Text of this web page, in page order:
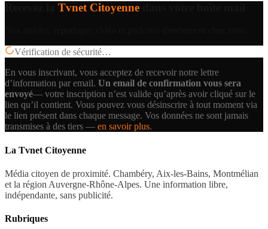
Tvnet Citoyenne
Vérification de sécurité…
En vous inscrivant, vous acceptez de recevoir notre lettre
d’information par email. Un email de confirmation vous sera
envoyé— votre inscription n’est valide qu’après avoir cliqué sur le
lien qu’il contient. Vous pouvez vous désinscrire à tout moment via
le lien présent dans chaque message. Vos données ne sont jamais
transmises à des tiers — en savoir plus.
La Tvnet Citoyenne
Média citoyen de proximité. Chambéry, Aix-les-Bains, Montmélian
et la région Auvergne-Rhône-Alpes. Une information libre,
indépendante, sans publicité.
Rubriques